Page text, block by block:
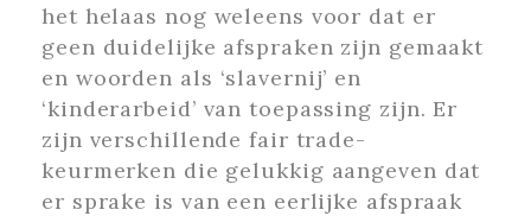
het helaas nog weleens voor dat er
geen duidelijke afspraken zijn gemaakt
en woorden als ‘slavernij’ en
‘kinderarbeid’ van toepassing zijn. Er
zijn verschillende fair trade-
keurmerken die gelukkig aangeven dat
er sprake is van een eerlijke afspraak